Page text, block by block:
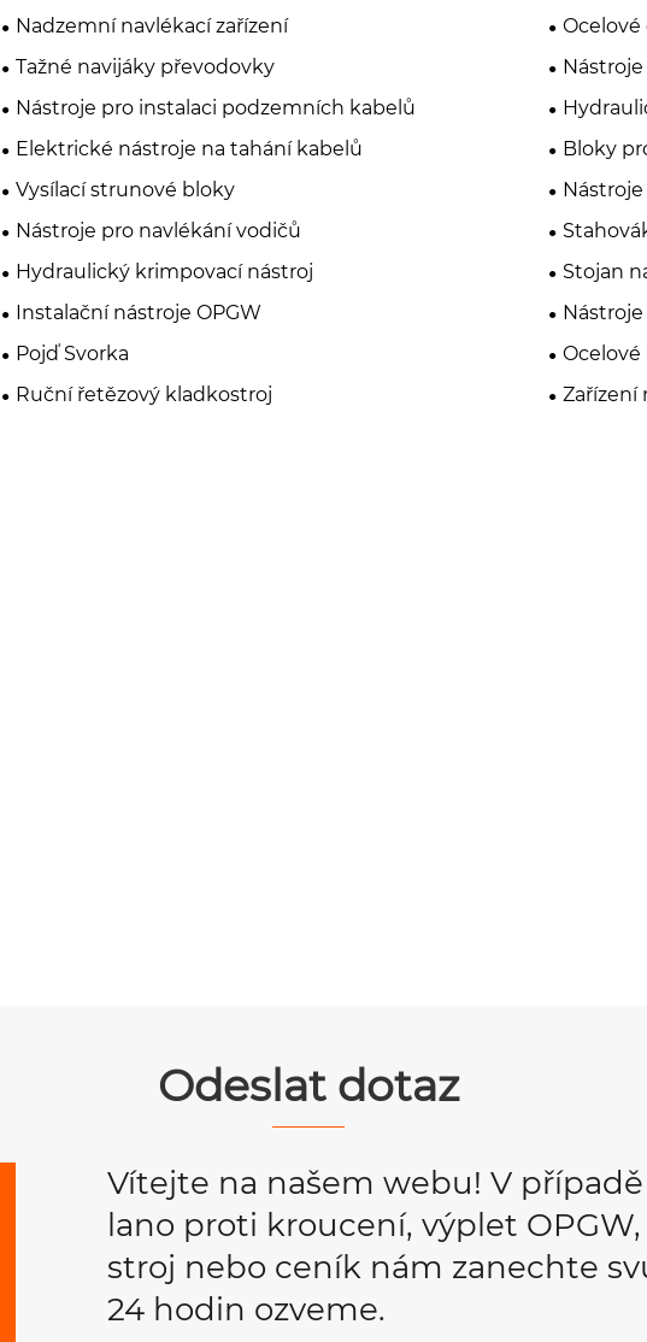
Nadzemní navlékací zařízení
Tažné navijáky převodovky
Nástroje pro instalaci podzemních kabelů
Elektrické nástroje na tahání kabelů
Bloky
Vysílací strunové bloky
Nástroje pro navlékání vodičů
Hydraulický krimpovací nástroj
Stojan
Instalační nástroje OPGW
Pojď Svorka
Ocelové
Ruční řetězový kladkostroj
Zařízení
Odeslat dotaz
Vítejte na našem webu! V
lano proti kroucení, výplet
stroj nebo ceník nám zanechte
24 hodin ozveme.